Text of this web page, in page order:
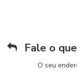
Fale o
O seu